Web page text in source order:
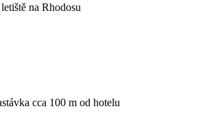
na Rhodosu
cca 100 m od hotelu